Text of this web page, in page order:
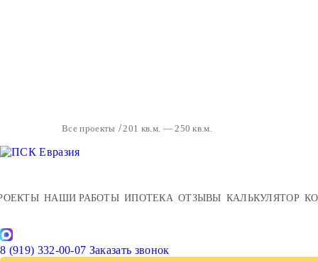
Все проекты 201 кв.м. — 250 кв.м.
НАШИ РАБОТЫ ИПОТЕКА ОТЗЫВЫ КАЛЬКУЛЯТОР
8 (919) 332-00-07 Заказать звонок